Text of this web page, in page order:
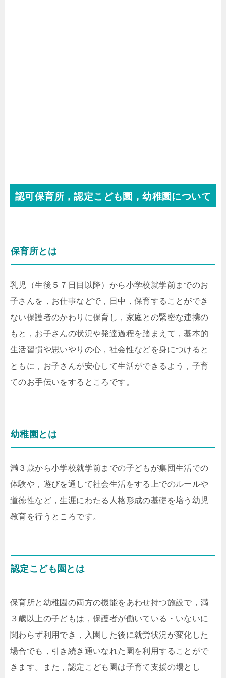
認可保育所，認定こども園，幼稚園について
保育所とは
乳児（生後５７日目以降）から小学校就学前までのお
子さんを，お仕事などで，日中，保育することができ
ない保護者のかわりに保育し，家庭との緊密な連携の
もと，お子さんの状況や発達過程を踏まえて，基本的
生活習慣や思いやりの心，社会性などを身につけると
ともに，お子さんが安心して生活ができるよう，子育
てのお手伝いをするところです。
幼稚園とは
満３歳から小学校就学前までの子どもが集団生活での
体験や，遊びを通して社会生活をする上でのルールや
道徳性など，生涯にわたる人格形成の基礎を培う幼児
教育を行うところです。
認定こども園とは
保育所と幼稚園の両方の機能をあわせ持つ施設で，満
３歳以上の子どもは，保護者が働いている・いないに
関わらず利用でき，入園した後に就労状況が変化した
場合でも，引き続き通いなれた園を利用することがで
きます。また，認定こども園は子育て支援の場とし